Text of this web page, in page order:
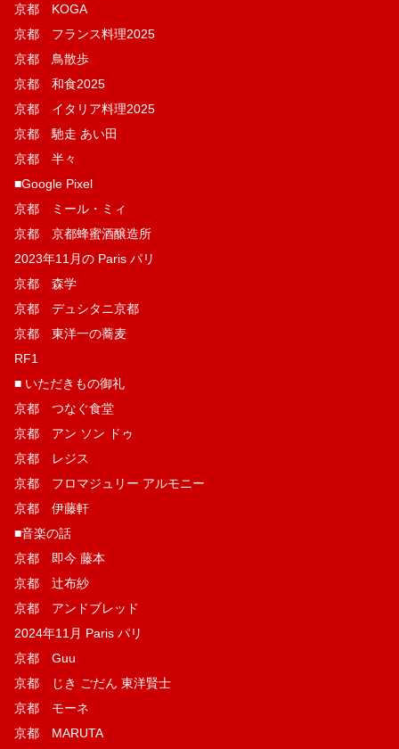
京都 KOGA
京都 フランス料理2025
京都 鳥散歩
京都 和食2025
京都 イタリア料理2025
京都 馳走 あい田
京都 半々
■Google Pixel
京都 ミール・ミィ
京都 京都蜂蜜酒醸造所
2023年11月の Paris パリ
京都 森学
京都 デュシタニ京都
京都 東洋一の蕎麦
RF1
■ いただきもの御礼
京都 つなぐ食堂
京都 アン ソン ドゥ
京都 レジス
京都 フロマジュリー アルモニー
京都 伊藤軒
■音楽の話
京都 即今 藤本
京都 辻布紗
京都 アンドブレッド
2024年11月 Paris パリ
京都 Guu
京都 じき ごだん 東洋賢士
京都 モーネ
京都 MARUTA